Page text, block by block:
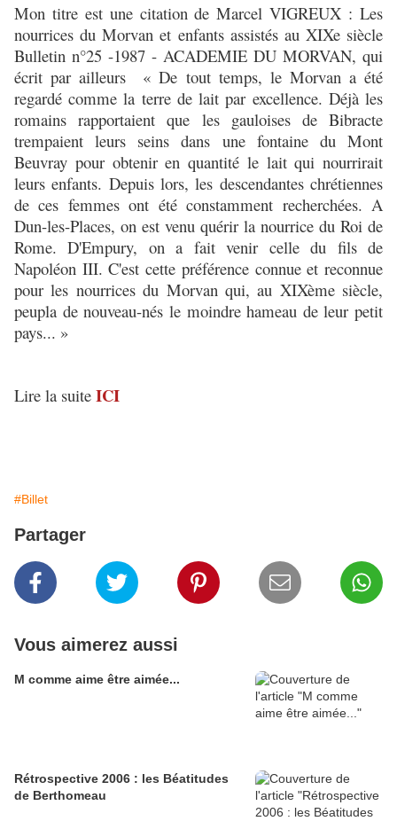
Mon titre est une citation de Marcel VIGREUX : Les
nourrices du Morvan et enfants assistés au XIXe siècle
Bulletin n°25 -1987 - ACADEMIE DU MORVAN, qui
écrit par ailleurs « De tout temps, le Morvan a été
regardé comme la terre de lait par excellence. Déjà les
romains rapportaient que les gauloises de Bibracte
trempaient leurs seins dans une fontaine du Mont
Beuvray pour obtenir en quantité le lait qui nourrirait
leurs enfants. Depuis lors, les descendantes chrétiennes
de ces femmes ont été constamment recherchées. A
Dun-les-Places, on est venu quérir la nourrice du Roi de
Rome. D'Empury, on a fait venir celle du fils de
Napoléon III. C'est cette préférence connue et reconnue
pour les nourrices du Morvan qui, au XIXème siècle,
peupla de nouveau-nés le moindre hameau de leur petit
pays... »
Lire la suite ICI
#Billet
Partager
Vous aimerez aussi
M comme aime être aimée...
Rétrospective 2006 : les Béatitudes
de Berthomeau